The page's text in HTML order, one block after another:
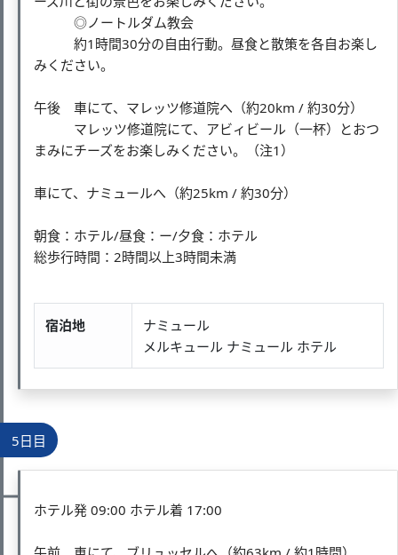
◎ノートルダム教会
約1時間30分の自由行動。昼食と散策を各自お楽し
みください。
午後 車にて、マレッツ修道院へ（約20km / 約30分）
マレッツ修道院にて、アビィビール（一杯）とおつ
まみにチーズをお楽しみください。（注1）
車にて、ナミュールへ（約25km / 約30分）
朝食：ホテル/昼食：ー/夕食：ホテル
総歩行時間：2時間以上3時間未満
宿泊地
ナミュール
メルキュール ナミュール ホテル
5日目
ホテル発 09:00 ホテル着 17:00